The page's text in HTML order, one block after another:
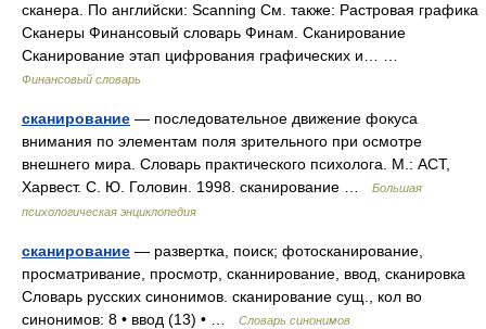
сканера. По английски: Scanning См. также: Растровая графика
Сканеры Финансовый словарь Финам. Сканирование
Сканирование этап цифрования графических и… …
Финансовый словарь
сканирование — последовательное движение фокуса
внимания по элементам поля зрительного при осмотре
внешнего мира. Словарь практического психолога. М.: АСТ,
Харвест. С. Ю. Головин. 1998. сканирование …
Большая
психологическая энциклопедия
сканирование — развертка, поиск; фотосканирование,
просматривание, просмотр, сканнирование, ввод, сканировка
Словарь русских синонимов. сканирование сущ., кол во
синонимов: 8 • ввод (13) • …
Словарь синонимов